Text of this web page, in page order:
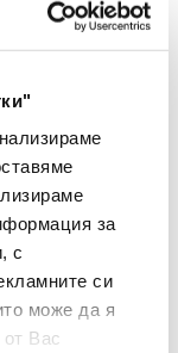
за
с
си
може да я
Вас